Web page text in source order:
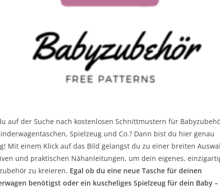
auf der Suche nach kostenlosen Schnittmustern für
Spielzeug und Co.? Dann bist du hier genau
Mit einem Klick auf das Bild gelangst du zu einer breiten
und praktischen Nähanleitungen, um dein eigenes,
zu kreieren. Egal ob du eine neue Tasche für deinen
benötigst oder ein kuscheliges Spielzeug für dein Baby